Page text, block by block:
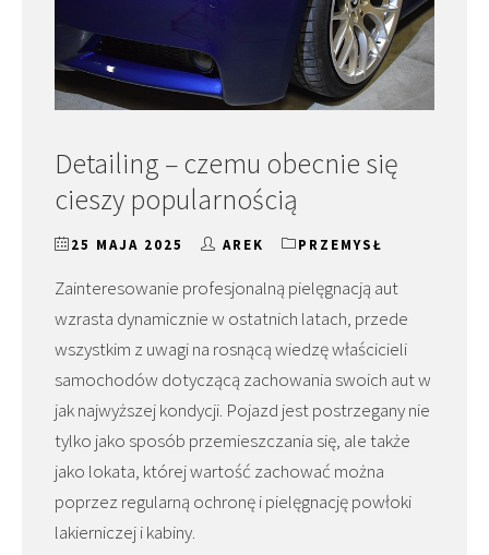
Detailing – czemu obecnie się
cieszy popularnością
25 MAJA 2025 AREK PRZEMYSŁ
Zainteresowanie profesjonalną pielęgnacją aut
wzrasta dynamicznie w ostatnich latach, przede
wszystkim z uwagi na rosnącą wiedzę właścicieli
samochodów dotyczącą zachowania swoich aut w
jak najwyższej kondycji. Pojazd jest postrzegany nie
tylko jako sposób przemieszczania się, ale także
jako lokata, której wartość zachować można
poprzez regularną ochronę i pielęgnację powłoki
lakierniczej i kabiny.